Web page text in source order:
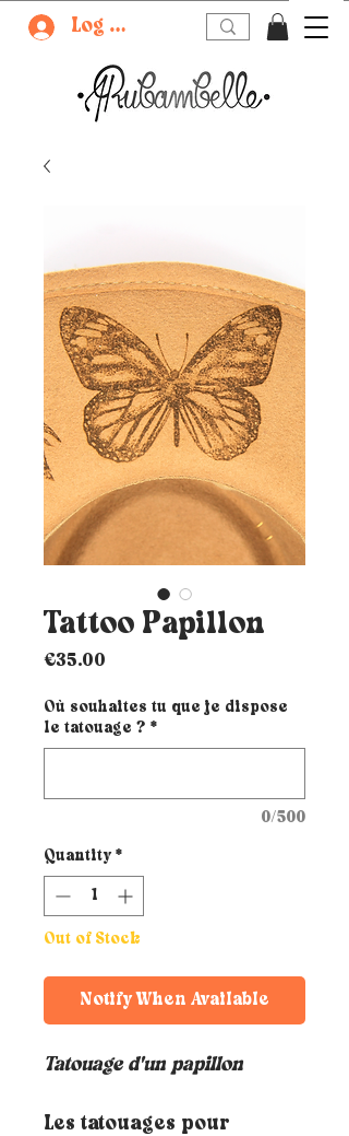
Log In
Tattoo Papillon
€35.00
Où souhaites tu que je dispose
le tatouage ? *
0/500
Quantity *
Out of Stock
Notify When Available
Tatouage d'un papillon
Les tatouages pour